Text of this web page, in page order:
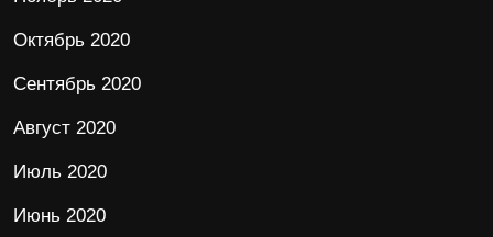
Октябрь 2020
Сентябрь 2020
Август 2020
Июль 2020
Июнь 2020